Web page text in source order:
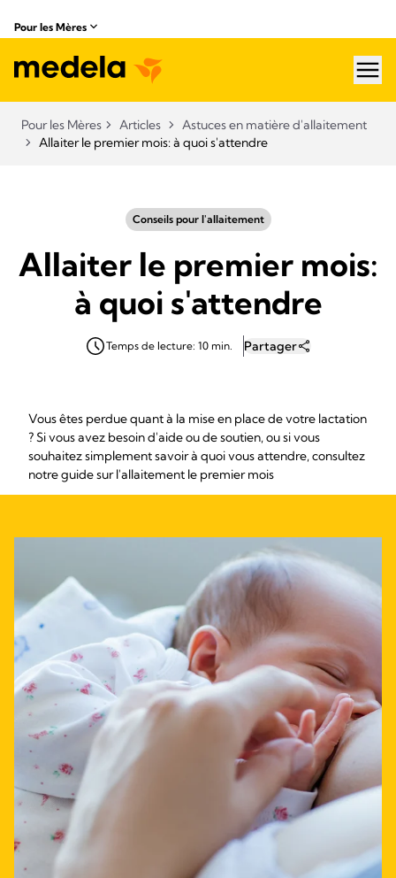
Pour les Mères
Pour les Mères Articles
Astuces en matière d'allaitement
Allaiter le premier mois: à quoi s'attendre
Conseils pour l'allaitement
Allaiter le premier mois:
à quoi s'attendre
Temps de lecture: 10 min. Partager
Vous êtes perdue quant à la mise en place de votre lactation
? Si vous avez besoin d'aide ou de soutien, ou si vous
souhaitez simplement savoir à quoi vous attendre, consultez
notre guide sur l'allaitement le premier mois